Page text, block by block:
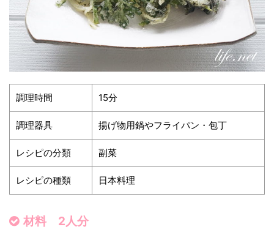
調理時間 15分
調理器具 揚げ物用鍋やフライパン・包丁
レシピの分類 副菜
レシピの種類 日本料理
材料 2人分